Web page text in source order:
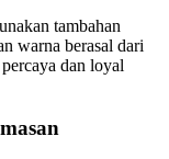
tambahan
warna berasal dari
dan loyal